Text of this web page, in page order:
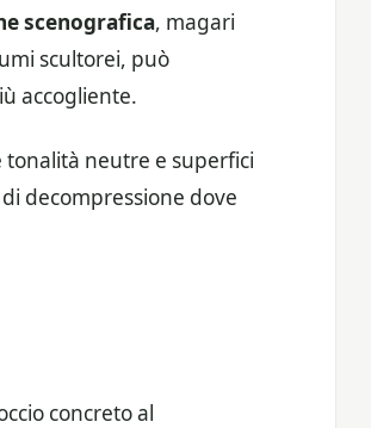
scenografica, magari
scultorei, può
accogliente.
neutre e superfici
decompressione dove
concreto al